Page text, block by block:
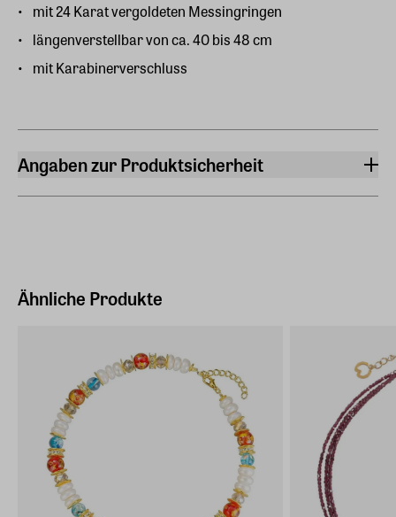
mit 24 Karat vergoldeten Messingringen
längenverstellbar von ca. 40 bis 48 cm
mit Karabinerverschluss
Angaben zur Produktsicherheit
Deutschland (EU)
Ähnliche Produkte